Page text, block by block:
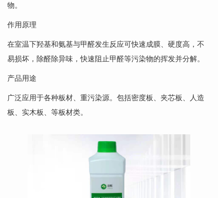
物。
作用原理
在室温下羟基和氨基与甲醛发生反应可快速成膜、硬度高，不
易损坏，除醛除异味，快速阻止甲醛等污染物的挥发并分解。
产品用途
广泛应用于各种板材、重污染源。包括密度板、夹芯板、人造
板、实木板、等板材类。